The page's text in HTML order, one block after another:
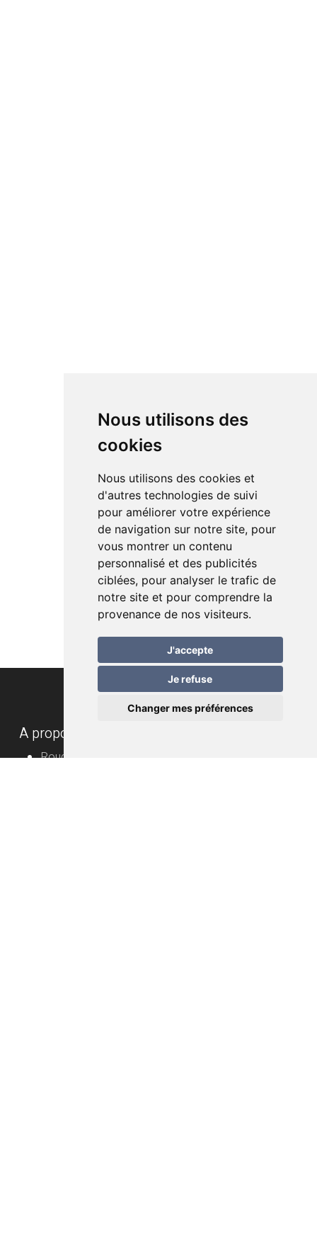
Nous utilisons des
cookies
Nous utilisons des cookies et
d'autres technologies de suivi
pour améliorer votre expérience
de navigation sur notre site, pour
vous montrer un contenu
personnalisé et des publicités
ciblées, pour analyser le trafic de
notre site et pour comprendre la
provenance de nos visiteurs.
J'accepte
Je refuse
Changer mes préférences
A propos
Rouge